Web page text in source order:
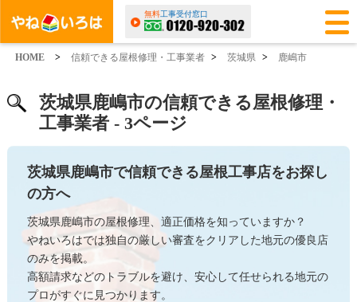
無料工事受付窓口
HOME > 信頼できる屋根修理・工事業者 > 茨城県 > 鹿嶋市
茨城県鹿嶋市の信頼できる屋根修理・
工事業者 - 3ページ
茨城県鹿嶋市で信頼できる屋根工事店をお探し
の方へ
茨城県鹿嶋市の屋根修理、適正価格を知っていますか？
やねいろはでは独自の厳しい審査をクリアした地元の優良店
のみを掲載。
高額請求などのトラブルを避け、安心して任せられる地元の
プロがすぐに見つかります。